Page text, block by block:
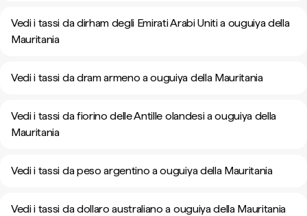
Vedi i tassi da dirham degli Emirati Arabi Uniti a ouguiya della
Mauritania
Vedi i tassi da dram armeno a ouguiya della Mauritania
Vedi i tassi da fiorino delle Antille olandesi a ouguiya della
Mauritania
Vedi i tassi da peso argentino a ouguiya della Mauritania
Vedi i tassi da dollaro australiano a ouguiya della Mauritania